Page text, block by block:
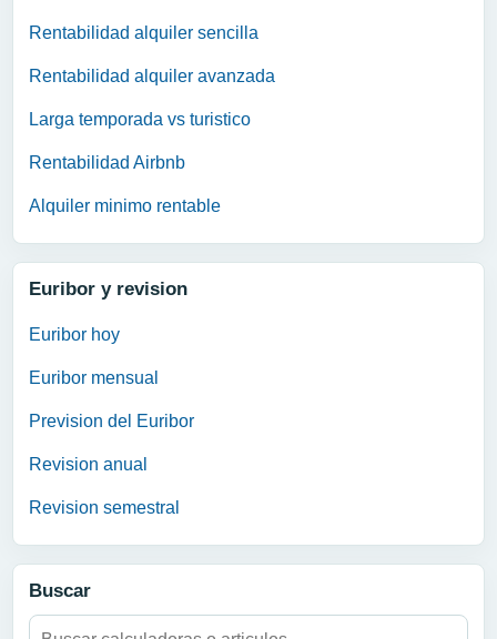
Rentabilidad alquiler sencilla
Rentabilidad alquiler avanzada
Larga temporada vs turistico
Rentabilidad Airbnb
Alquiler minimo rentable
Euribor y revision
Euribor hoy
Euribor mensual
Prevision del Euribor
Revision anual
Revision semestral
Buscar
Buscar: